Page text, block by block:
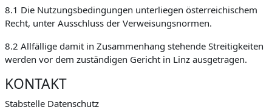
8.1 Die Nutzungsbedingungen unterliegen österreichischem
Recht, unter Ausschluss der Verweisungsnormen.
8.2 Allfällige damit in Zusammenhang stehende Streitigkeiten
werden vor dem zuständigen Gericht in Linz ausgetragen.
KONTAKT
Stabstelle Datenschutz